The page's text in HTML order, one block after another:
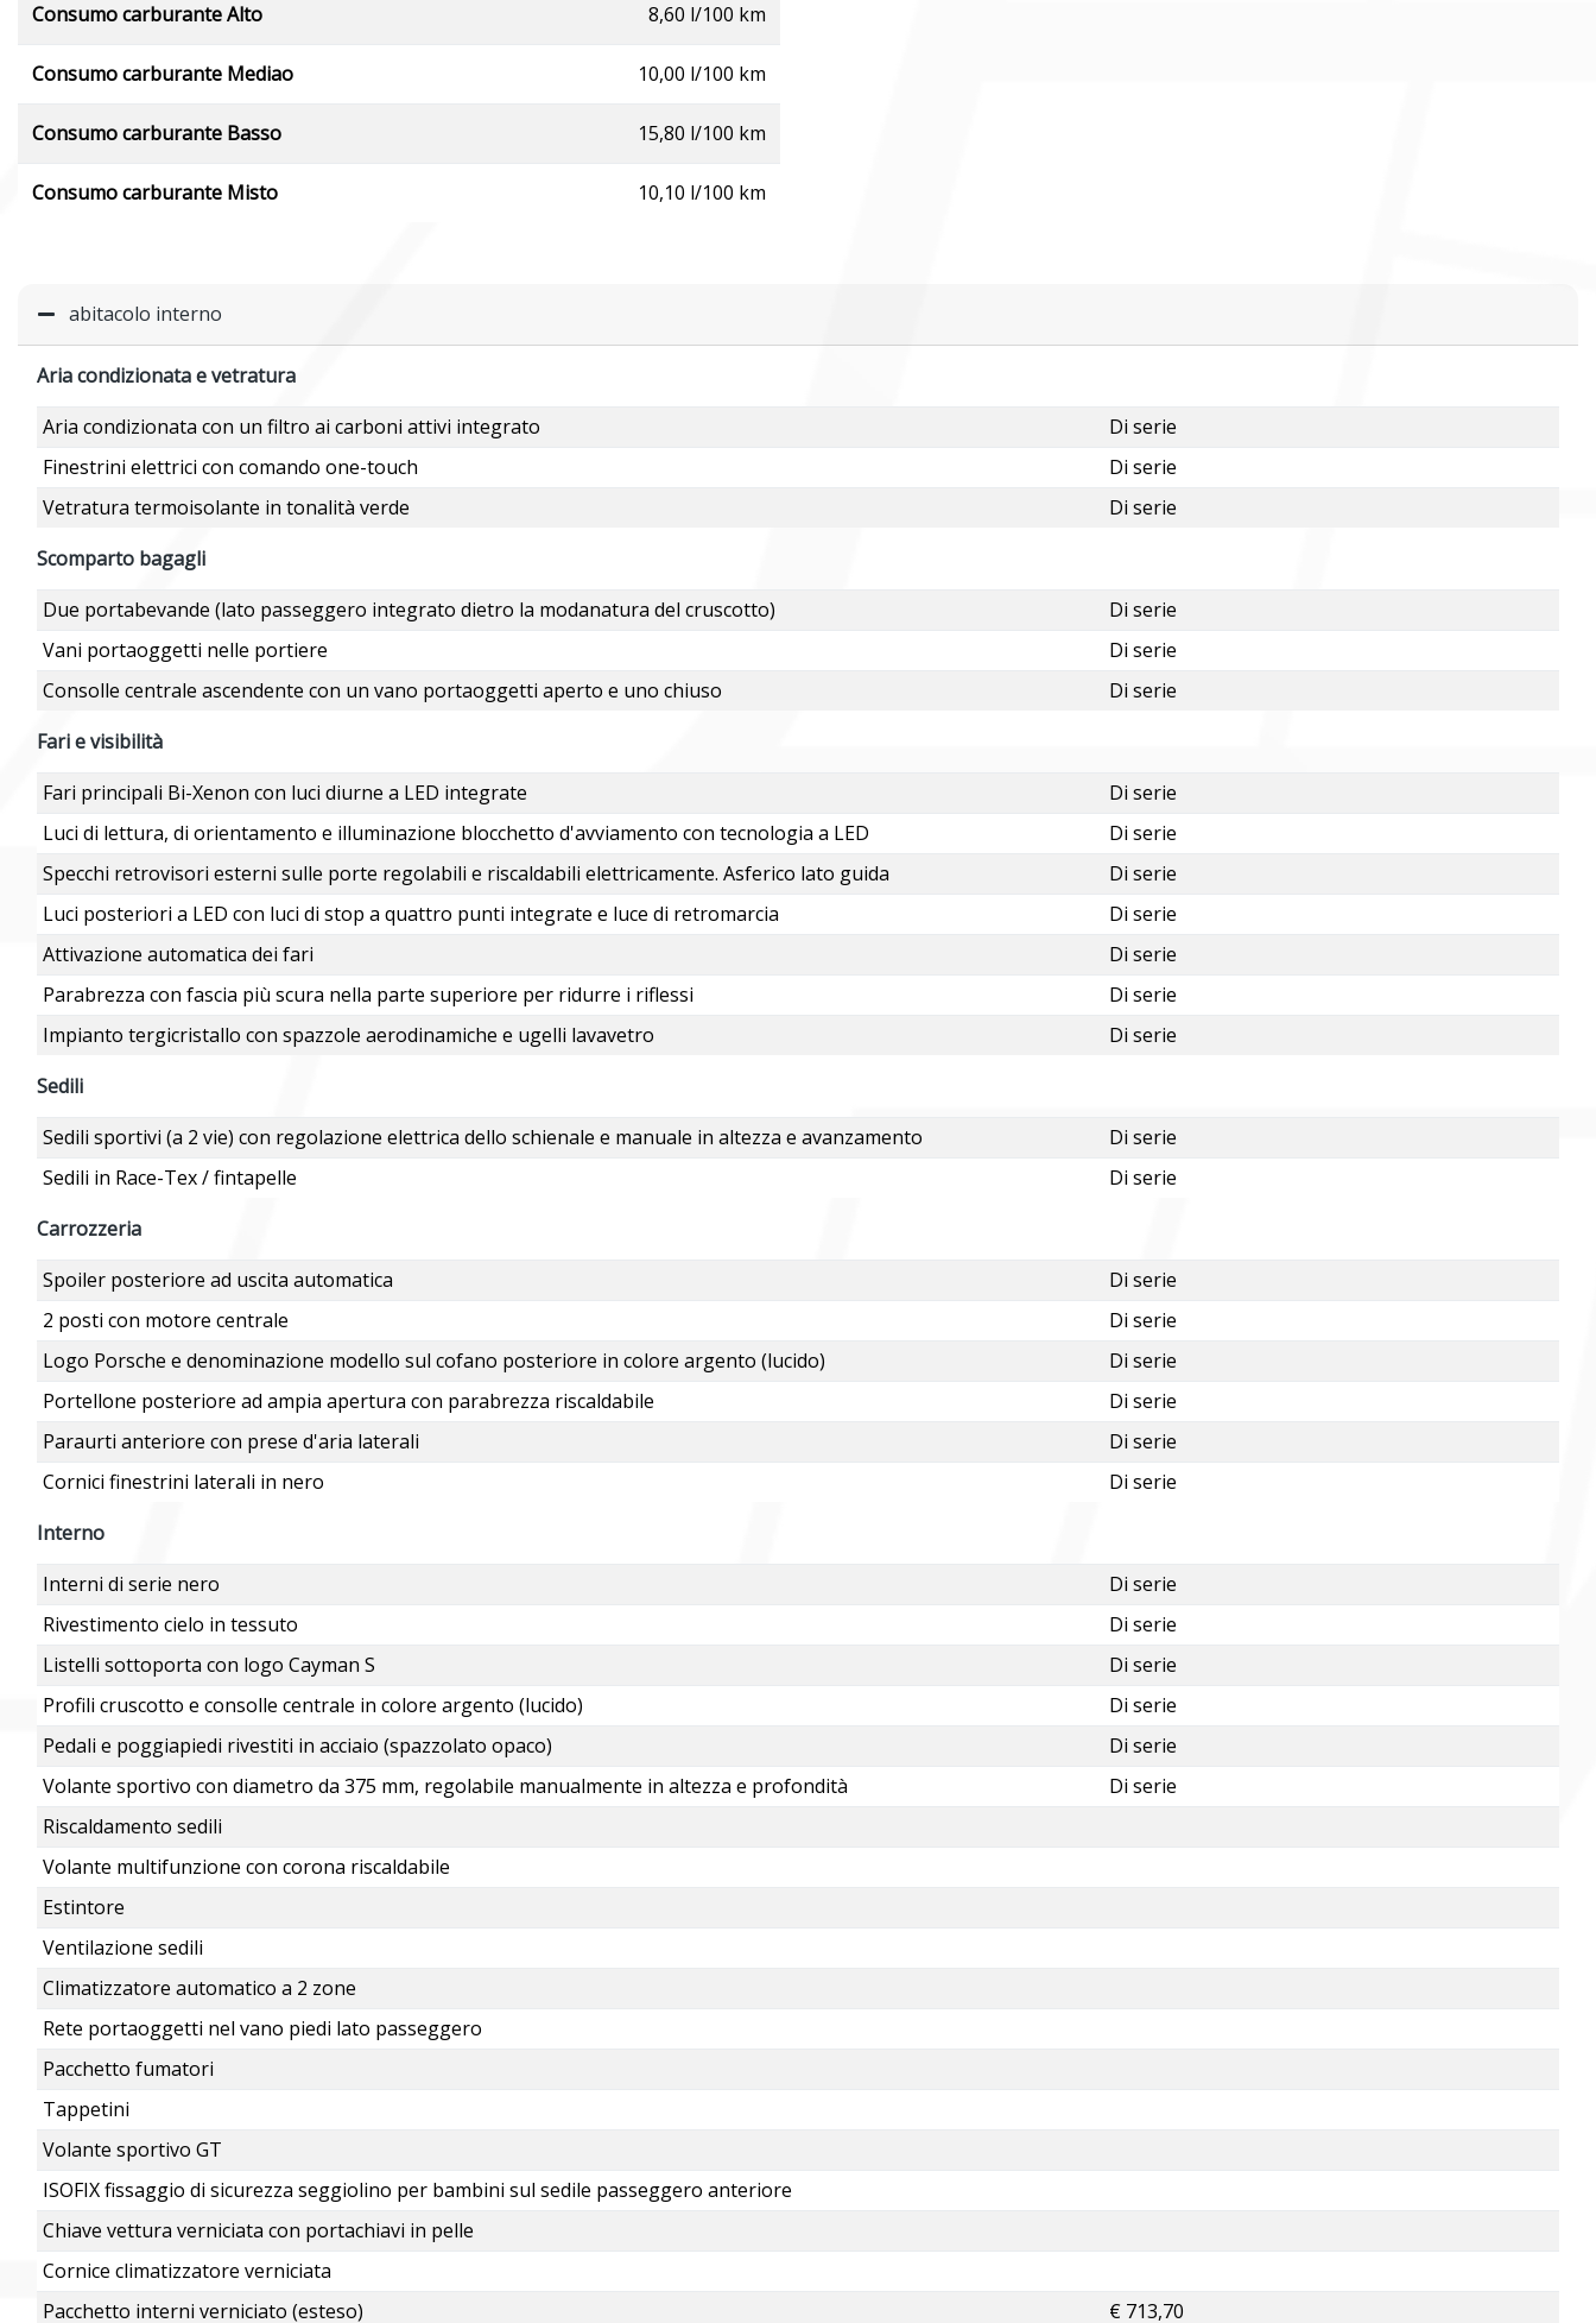
Consumo carburante Alto 8,60 l/100 km
Consumo carburante Mediao 10,00 l/100 km
Consumo carburante Basso 15,80 l/100 km
Consumo carburante Misto 10,10 l/100 km
abitacolo interno
Aria condizionata e vetratura
Aria condizionata con un filtro ai carboni attivi integrato
Di serie
Finestrini elettrici con comando one-touch
Di serie
Vetratura termoisolante in tonalità verde
Di serie
Scomparto bagagli
Due portabevande (lato passeggero integrato dietro la modanatura del cruscotto)
Di serie
Vani portaoggetti nelle portiere
Di serie
Consolle centrale ascendente con un vano portaoggetti aperto e uno chiuso
Di serie
Fari e visibilità
Fari principali Bi-Xenon con luci diurne a LED integrate
Di serie
Luci di lettura, di orientamento e illuminazione blocchetto d'avviamento con tecnologia a LED
Di serie
Specchi retrovisori esterni sulle porte regolabili e riscaldabili elettricamente. Asferico lato guida
Di serie
Luci posteriori a LED con luci di stop a quattro punti integrate e luce di retromarcia
Di serie
Attivazione automatica dei fari
Di serie
Parabrezza con fascia più scura nella parte superiore per ridurre i riflessi
Di serie
Impianto tergicristallo con spazzole aerodinamiche e ugelli lavavetro
Di serie
Sedili
Sedili sportivi (a 2 vie) con regolazione elettrica dello schienale e manuale in altezza e avanzamento
Di serie
Sedili in Race-Tex / fintapelle
Di serie
Carrozzeria
Spoiler posteriore ad uscita automatica
Di serie
2 posti con motore centrale
Di serie
Logo Porsche e denominazione modello sul cofano posteriore in colore argento (lucido)
Di serie
Portellone posteriore ad ampia apertura con parabrezza riscaldabile
Di serie
Paraurti anteriore con prese d'aria laterali
Di serie
Cornici finestrini laterali in nero
Di serie
Interno
Interni di serie nero
Di serie
Rivestimento cielo in tessuto
Di serie
Listelli sottoporta con logo Cayman S
Di serie
Profili cruscotto e consolle centrale in colore argento (lucido)
Di serie
Pedali e poggiapiedi rivestiti in acciaio (spazzolato opaco)
Di serie
Volante sportivo con diametro da 375 mm, regolabile manualmente in altezza e profondità
Di serie
Riscaldamento sedili
Volante multifunzione con corona riscaldabile
Estintore
Ventilazione sedili
Climatizzatore automatico a 2 zone
Rete portaoggetti nel vano piedi lato passeggero
Pacchetto fumatori
Tappetini
Volante sportivo GT
ISOFIX fissaggio di sicurezza seggiolino per bambini sul sedile passeggero anteriore
Chiave vettura verniciata con portachiavi in pelle
Cornice climatizzatore verniciata
Pacchetto interni verniciato (esteso)
€ 713,70